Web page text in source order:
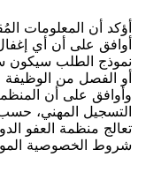
أؤكد أن المعلومات
أوافق على أن أي
نموذج الطلب سيكون
أو الفصل من الوظيفة
وأوافق على أن
التسجيل المهني،
تعالج منظمة العفو
شروط الخصوصية